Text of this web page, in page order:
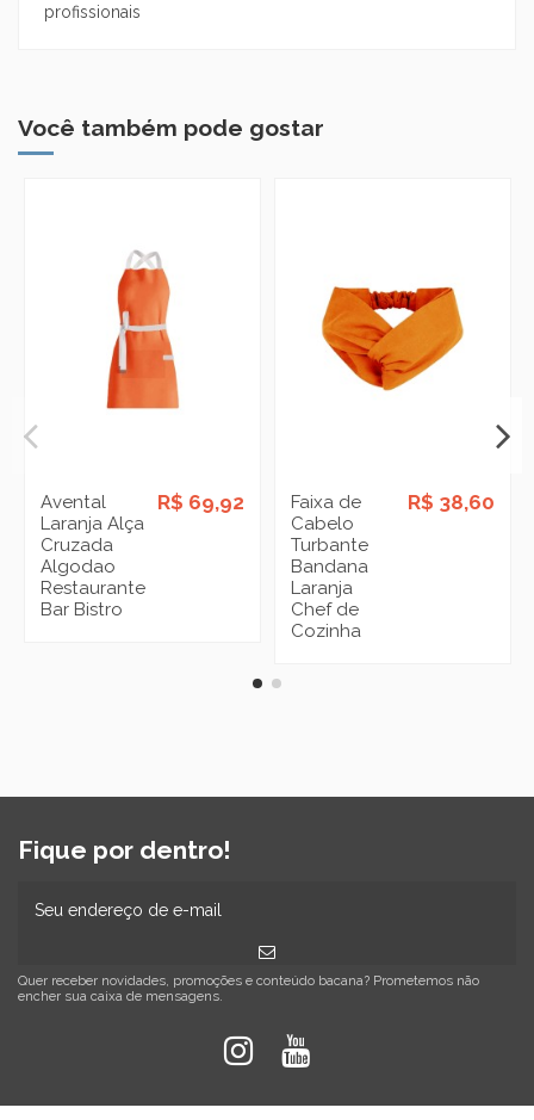
profissionais
Você também pode gostar
Avental
Laranja Alça
Cruzada
Algodao
Restaurante
Bar Bistro
R$ 69,92
Faixa de
Cabelo
Turbante
Bandana
Laranja
Chef de
Cozinha
R$ 38,60
Fique por dentro!
Quer receber novidades, promoções e conteúdo bacana? Prometemos não
encher sua caixa de mensagens.